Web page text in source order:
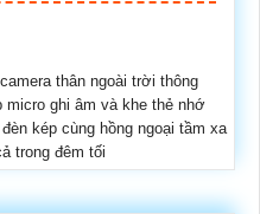
thân ngoài trời thông
ghi âm và khe thẻ nhớ
kép cùng hồng ngoại tầm xa
trong đêm tối